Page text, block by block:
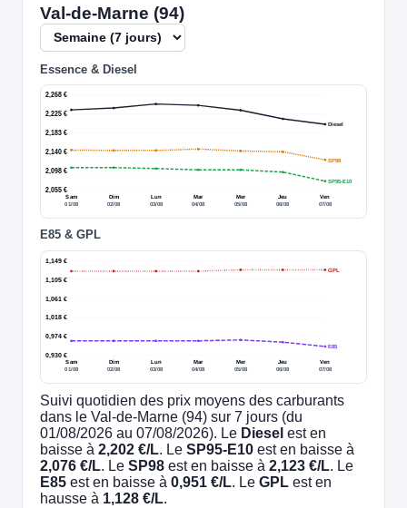
Val-de-Marne (94)
Essence & Diesel
2,055 €
2,098 €
2,140 €
2,183 €
2,225 €
2,268 €
Sam
01/08
Dim
02/08
Lun
03/08
Mar
04/08
Mer
05/08
Jeu
06/08
Ven
07/08
Diesel
SP95-E10
SP98
E85 & GPL
0,930 €
0,974 €
1,018 €
1,061 €
1,105 €
1,149 €
Sam
01/08
Dim
02/08
Lun
03/08
Mar
04/08
Mer
05/08
Jeu
06/08
Ven
07/08
E85
GPL
Suivi quotidien des prix moyens des carburants
dans le Val-de-Marne (94) sur 7 jours (du
01/08/2026 au 07/08/2026). Le Diesel est en
baisse à2,202 €/L. LeSP95-E10 est en baisse à
2,076 €/L. LeSP98 est en baisse à2,123 €/L. Le
E85 est en baisse à0,951 €/L. LeGPL est en
hausse à 1,128 €/L.